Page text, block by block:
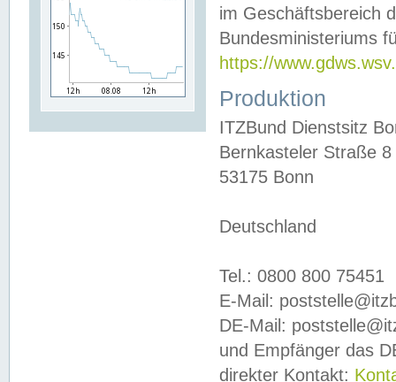
im Geschäftsbereich
Bundesministeriums
https://
Produktion
ITZBund Dienstsitz
Bernkasteler Straße 8
53175 Bonn
Deutschland
Tel.: 0800 800 75451
E-Mail:
DE-Mail:
und Empfänger das
direkter Kontakt: